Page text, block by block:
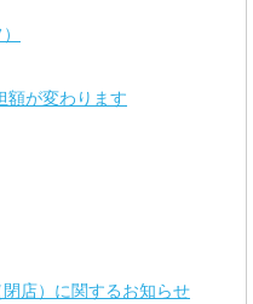
額が変わります
閉店）に関するお知らせ